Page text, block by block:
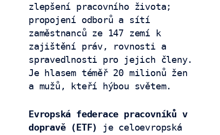
zlepšení pracovního života;
propojení odborů a sítí
zaměstnanců ze 147 zemí k
zajištění práv, rovnosti a
spravedlnosti pro jejich členy.
Je hlasem téměř 20 milionů žen
a mužů, kteří hýbou světem.
Evropská federace pracovníků v
dopravě (ETF)
je celoevropská